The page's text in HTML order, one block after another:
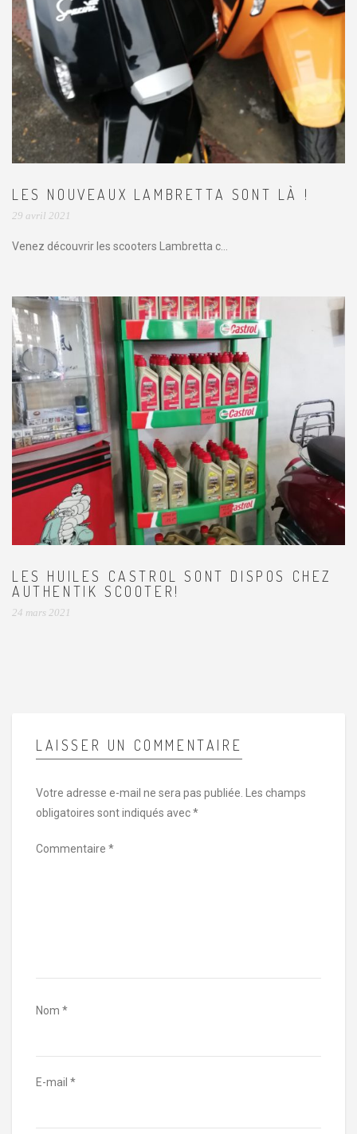
LES NOUVEAUX LAMBRETTA SONT LÀ !
29 avril 2021
Venez découvrir les scooters Lambretta c...
LES HUILES CASTROL SONT DISPOS CHEZ
AUTHENTIK SCOOTER!
24 mars 2021
LAISSER UN COMMENTAIRE
Votre adresse e-mail ne sera pas publiée.
Les champs
obligatoires sont indiqués avec*
Commentaire *
Nom *
E-mail *